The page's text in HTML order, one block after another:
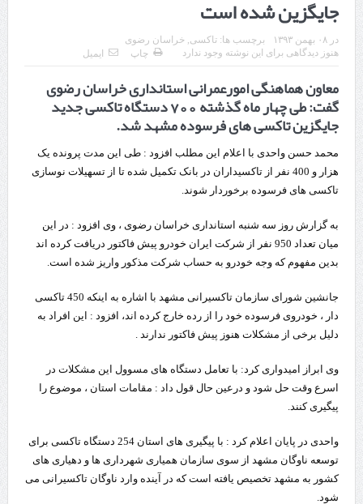
قدردانی وزیر میراث فرهنگی، گردشگری و صنایع دستی از استاندار اردبیل
استاندار اردبیل در دیدار دبیر شورای‌عالی مناطق آزاد و ویژه اقتصادی:
راه‌اندازی کامل منطقه آزاد اردبیل-بیله‌سوار و منطقه ویژه اقتصادی نمین تسریع
شود
در دیدار استاندار اردبیل و مدیرعامل بانک سینا محقق شد؛
تخصیص ۳۰۰میلیارد تومان برای تکمیل بزرگراه اردبیل-سرچم
رئیس سازمان راهداری:
مرز چیلات دهلران می‌تواند مکمل مرز بین‌المللی مهران شود
روایت روزنامه اتریشی از بحران در مرز مغرب و اسپانیا
گذشت
جایگزین شده است
در ۰۸ بهمن ۱۳۹۳ برچسب ها: تاکسی, خراسان رضوی
هنوز دیدگاهی برای این نوشته وجود ندارد
چاپ ایمیل
معاون هماهنگی امورعمرانی استانداری خراسان رضوی
گفت: طی چهار ماه گذشته 700 دستگاه تاکسی جدید
جایگزین تاکسی های فرسوده مشهد شد.
محمد حسن واحدی با اعلام این مطلب افزود : طی این مدت پرونده یک
هزار و 400 نفر از تاکسیداران در بانک تکمیل شده تا از تسهیلات نوسازی
تاکسی های فرسوده برخوردار شوند.
به گزارش روز سه شنبه استانداری خراسان رضوی ، وی افزود : در این
میان تعداد 950 نفر از شرکت ایران خودرو پیش فاکتور دریافت کرده اند
بدین مفهوم که وجه خودرو به حساب شرکت مذکور واریز شده است.
جانشین شورای سازمان تاکسیرانی مشهد با اشاره به اینکه 450 تاکسی
دار ، خودروی فرسوده خود را از رده خارج کرده اند، افزود : این افراد به
دلیل برخی از مشکلات هنوز پیش فاکتور ندارند .
وی ابراز امیدواری کرد: با تعامل دستگاه های مسوول این مشکلات در
اسرع وقت حل شود و درعین حال قول داد : مقامات استان ، موضوع را
پیگیری کنند.
واحدی در پایان اعلام کرد : با پیگیری های استان 254 دستگاه تاکسی برای
توسعه ناوگان مشهد از سوی سازمان همیاری شهرداری ها و دهیاری های
کشور به مشهد تخصیص یافته است که در آینده وارد ناوگان تاکسیرانی می
شود.